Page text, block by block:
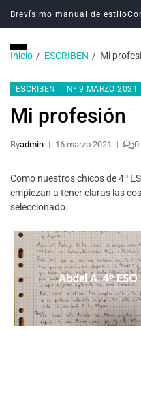
Brevísimo manual de estilo
Inicio ESCRIBEN Mi
ESCRIBEN Nº 9 MARZO 2021
Mi profesión
Byadmin 16 marzo 2021 0
Como nuestros chicos de 4º
empiezan a tener claras las
seleccionado.
Abdel A. 4º ESO